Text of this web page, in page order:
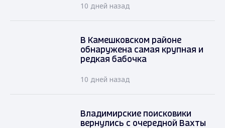
10 дней назад
В Камешковском районе
обнаружена самая крупная и
редкая бабочка
10 дней назад
Владимирские поисковики
вернулись с очередной Вахты